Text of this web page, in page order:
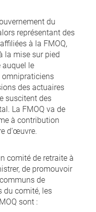
du
représentant des
à la FMOQ,
la mise sur pied
auquel le
omnipraticiens
des actuaires
suscitent des
La FMOQ va de
à contribution
d’œuvre.
comité de retraite à
de promouvoir
de
du comité, les
sont :